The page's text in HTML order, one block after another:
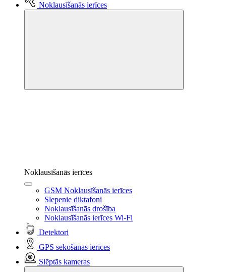
Noklausīšanās ierīces
Noklausīšanās ierīces
GSM Noklausīšanās ierīces
Slepenie diktafoni
Noklausīšanās drošība
Noklausīšanās ierīces Wi-Fi
Detektori
GPS sekošanas ierīces
Slēptās kameras